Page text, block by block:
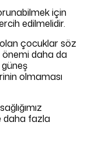
için
edilmelidir.
olan çocuklar söz
daha da
olmaması
daha fazla